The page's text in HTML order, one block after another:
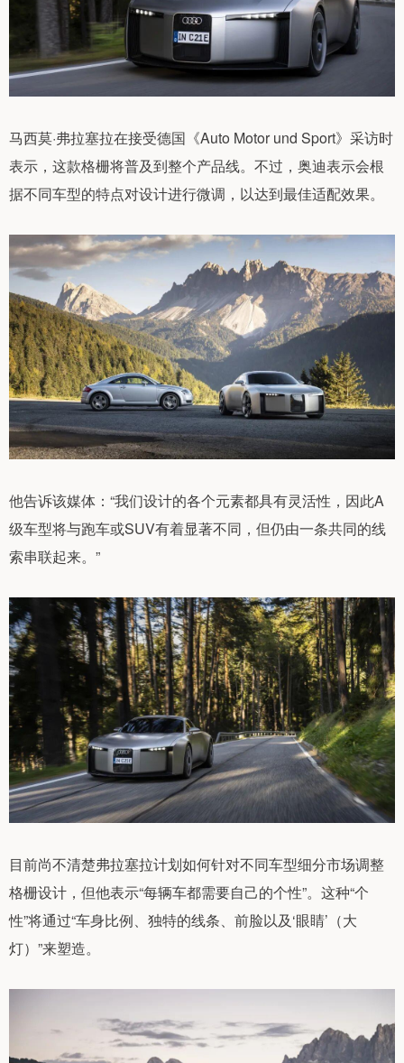
马西莫·弗拉塞拉在接受德国《Auto Motor und Sport》采访时
表示，这款格栅将普及到整个产品线。不过，奥迪表示会根
据不同车型的特点对设计进行微调，以达到最佳适配效果。
他告诉该媒体：“我们设计的各个元素都具有灵活性，因此A
级车型将与跑车或SUV有着显著不同，但仍由一条共同的线
索串联起来。”
目前尚不清楚弗拉塞拉计划如何针对不同车型细分市场调整
格栅设计，但他表示“每辆车都需要自己的个性”。这种“个
性”将通过“车身比例、独特的线条、前脸以及‘眼睛’（大
灯）”来塑造。